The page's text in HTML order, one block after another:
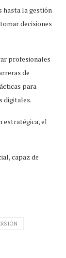
hasta la gestión
decisiones
profesionales
de
para
digitales.
estratégica, el
capaz de